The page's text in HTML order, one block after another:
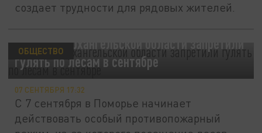
создает трудности для рядовых жителей.
Почему в Архангельской области запретили
гулять по лесам в сентябре
ОБЩЕСТВО
07 СЕНТЯБРЯ 17:32
С 7 сентября в Поморье начинает
действовать особый противопожарный